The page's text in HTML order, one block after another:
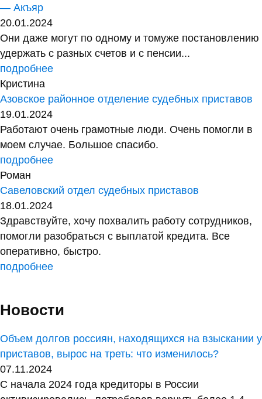
— Акъяр
20.01.2024
Они даже могут по одному и томуже постановлению
удержать с разных счетов и с пенсии...
подробнее
Кристина
Азовское районное отделение судебных приставов
19.01.2024
Работают очень грамотные люди. Очень помогли в
моем случае. Большое спасибо.
подробнее
Роман
Савеловский отдел судебных приставов
18.01.2024
Здравствуйте, хочу похвалить работу сотрудников,
помогли разобраться с выплатой кредита. Все
оперативно, быстро.
подробнее
Новости
Объем долгов россиян, находящихся на взыскании у
приставов, вырос на треть: что изменилось?
07.11.2024
С начала 2024 года кредиторы в России